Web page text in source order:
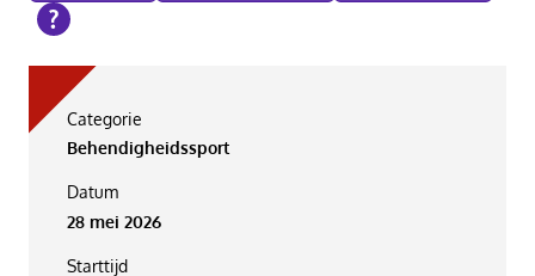
Categorie
Behendigheidssport
Datum
28 mei 2026
Starttijd